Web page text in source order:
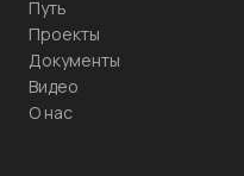
Путь
Проекты
Документы
Видео
О нас